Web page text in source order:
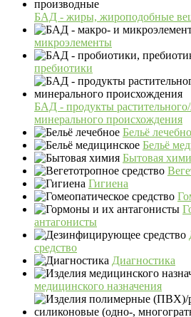
БАД - жиры, жироподобные
микроэлементы
пребиотики
БАД - продукты
минерального происхождения
Бельё
Бельё
Бытовая
Гигиена
антагонисты
средство
Диагностика
медицинского назначения